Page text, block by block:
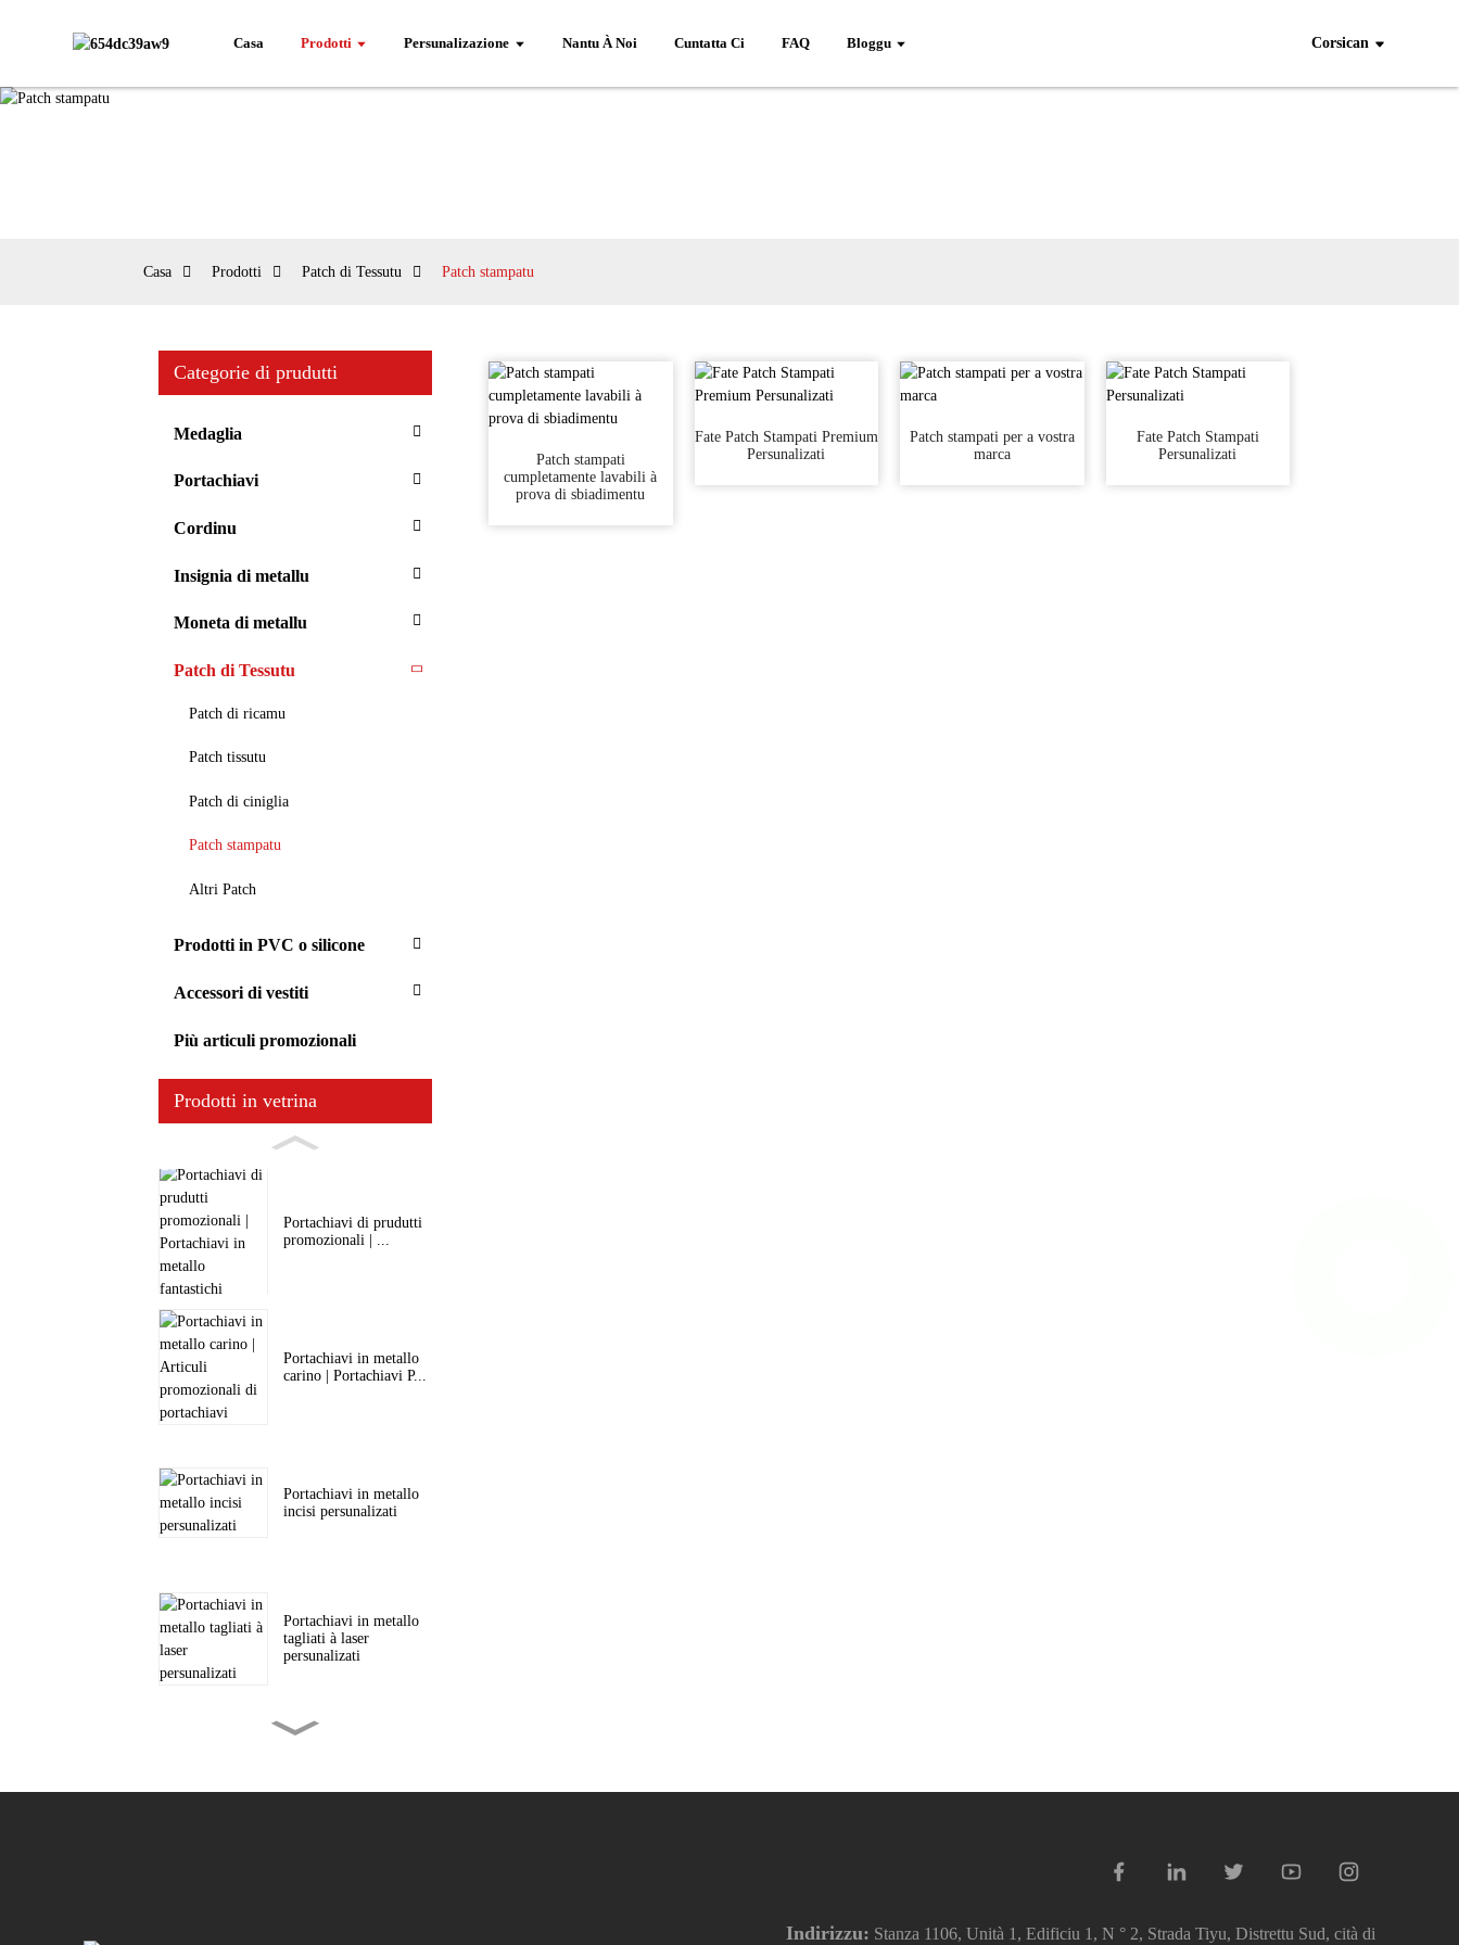
Casa Prodotti Persunalizazione Nantu À Noi Cuntatta Ci FAQ Bloggu Corsican
Casa Prodotti Patch di Tessutu Patch stampatu
Categorie di prudutti
Medaglia
Portachiavi
Cordinu
Insignia di metallu
Moneta di metallu
Patch di Tessutu
Patch di ricamu
Patch tissutu
Patch di ciniglia
Patch stampatu
Altri Patch
Prodotti in PVC o silicone
Accessori di vestiti
Più articuli promozionali
Prodotti in vetrina
Portachiavi di prudutti
promozionali | ...
Portachiavi in ​​metallo
carino | Portachiavi P...
Portachiavi in ​​metallo
incisi persunalizati
Portachiavi in ​​metallo
tagliati à laser
persunalizati
Patch stampati
cumpletamente lavabili à
prova di sbiadimentu
Fate Patch Stampati Premium
Persunalizati
Patch stampati per a vostra
marca
Fate Patch Stampati
Persunalizati
Indirizzu: Stanza 1106, Unità 1, Edificiu 1, N ° 2, Strada Tiyu, Distrettu Sud, cità di